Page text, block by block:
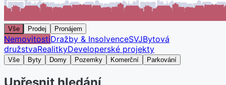
Vše Prodej Pronájem
NemovitostiDražby & InsolvenceSVJBytová
družstvaRealitkyDeveloperské projekty
Vše Byty Domy Pozemky Komerční Parkování